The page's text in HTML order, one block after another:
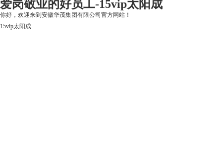
爱岗敬业的好员工-15vip太阳成
你好，欢迎来到安徽华茂集团有限公司官方网站！
15vip太阳成